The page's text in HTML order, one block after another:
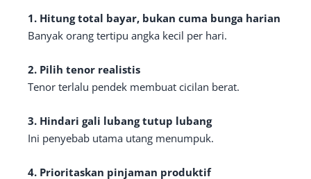
1. Hitung total bayar, bukan cuma bunga harian
Banyak orang tertipu angka kecil per hari.
2. Pilih tenor realistis
Tenor terlalu pendek membuat cicilan berat.
3. Hindari gali lubang tutup lubang
Ini penyebab utama utang menumpuk.
4. Prioritaskan pinjaman produktif